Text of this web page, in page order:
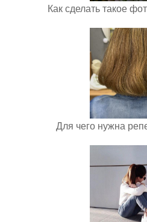
Как сделать такое
Для чего нужна